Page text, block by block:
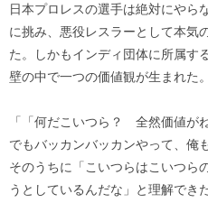
日本プロレスの選手は絶対にやら
に挑み、悪役レスラーとして本気
た。しかもインディ団体に所属す
壁の中で一つの価値観が生まれた。
「「何だこいつら？ 全然価値が
でもバッカンバッカンやって、俺
そのうちに「こいつらはこいつら
うとしているんだな」と理解でき